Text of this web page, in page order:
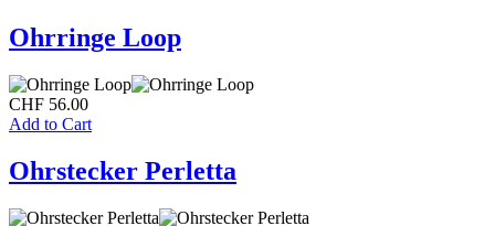
Ohrringe Loop
CHF 56.00
Add to Cart
Ohrstecker Perletta